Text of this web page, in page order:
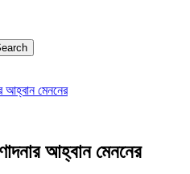
আহ্বান মেননের
আহ্বান মেননের